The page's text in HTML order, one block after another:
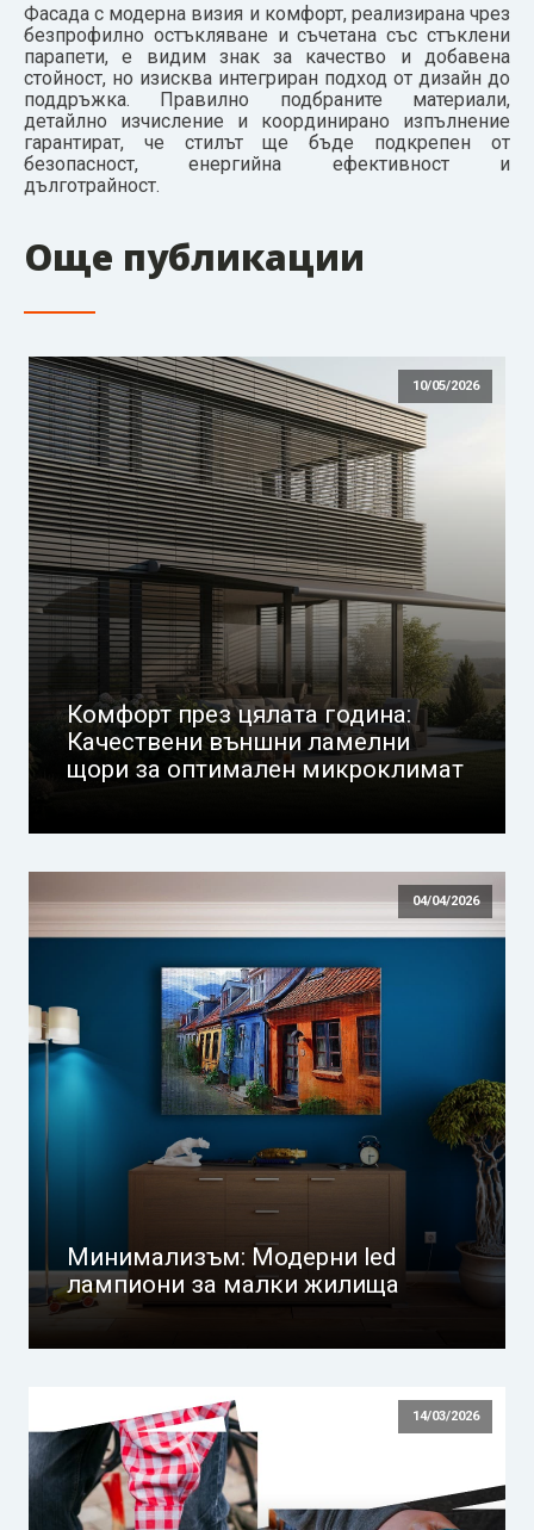
Фасада с модерна визия и комфорт, реализирана чрез
безпрофилно остъкляване и съчетана със стъклени
парапети, е видим знак за качество и добавена
стойност, но изисква интегриран подход от дизайн до
поддръжка. Правилно подбраните материали,
детайлно изчисление и координирано изпълнение
гарантират, че стилът ще бъде подкрепен от
безопасност, енергийна ефективност и
дълготрайност.
Още публикации
10/05/2026
Комфорт през цялата година:
Качествени външни ламелни
щори за оптимален микроклимат
04/04/2026
Минимализъм: Модерни led
лампиони за малки жилища
14/03/2026